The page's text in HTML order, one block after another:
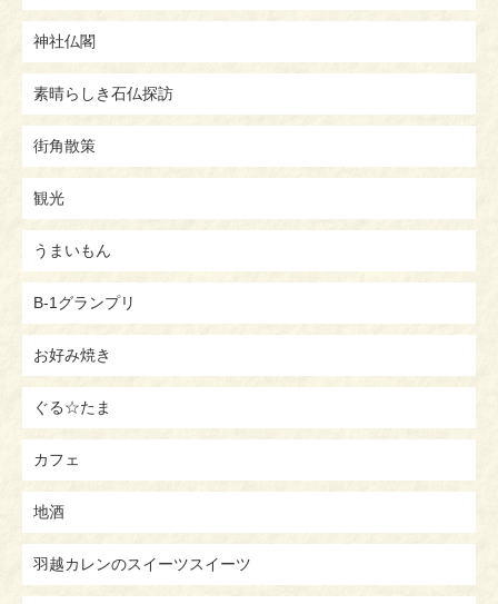
神社仏閣
素晴らしき石仏探訪
街角散策
観光
うまいもん
B-1グランプリ
お好み焼き
ぐる☆たま
カフェ
地酒
羽越カレンのスイーツスイーツ